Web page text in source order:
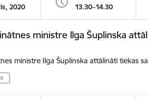
2020 13.30–14.30
ministre Ilga Šuplinska
ministre Ilga Šuplinska attālināti tiekas